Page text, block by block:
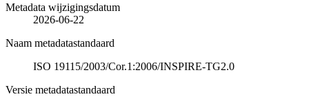
Metadata wijzigingsdatum
2026-06-22
Naam metadatastandaard
ISO 19115/2003/Cor.1:2006/INSPIRE-TG2.0
Versie metadatastandaard